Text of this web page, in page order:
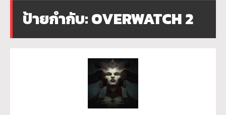
ป้ายกำกับ:OVERWATCH 2